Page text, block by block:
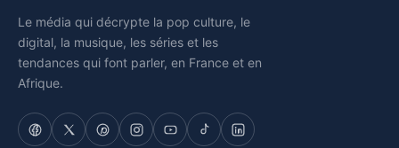
Le média qui décrypte la pop culture, le
digital, la musique, les séries et les
tendances qui font parler, en France et en
Afrique.